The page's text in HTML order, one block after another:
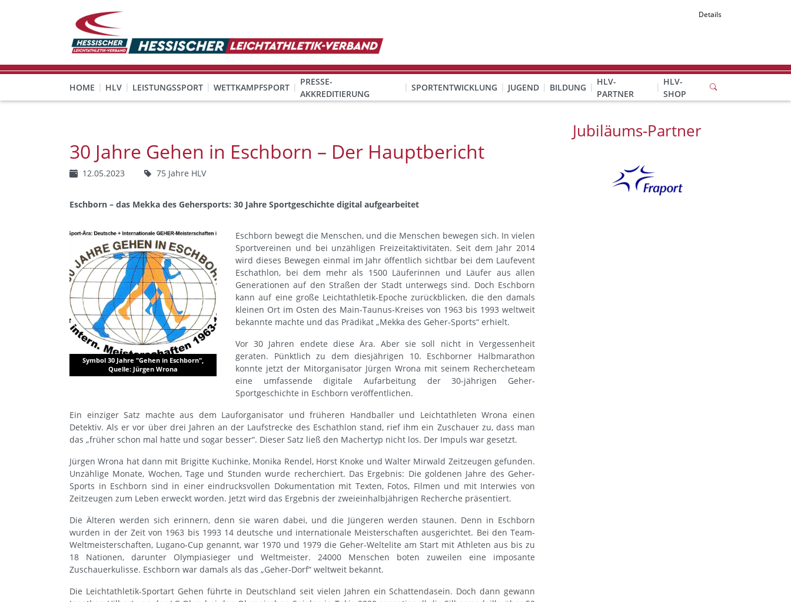
Details
HOME HLV LEISTUNGSSPORT WETTKAMPFSPORT
PRESSE-
AKKREDITIERUNG
SPORTENTWICKLUNG JUGEND BILDUNG
HLV-
PARTNER
HLV-
SHOP
30 Jahre Gehen in Eschborn – Der Hauptbericht
12.05.2023 75 Jahre HLV
Eschborn – das Mekka des Gehersports: 30 Jahre Sportgeschichte digital aufgearbeitet
Symbol 30 Jahre "Gehen in Eschborn",
Quelle: Jürgen Wrona
Geher-Wettkampf in Eschborn, Quelle:
Jürgen Wrona
Previous Next
Eschborn bewegt die Menschen, und die Menschen bewegen sich. In vielen
Sportvereinen und bei unzähligen Freizeitaktivitäten. Seit dem Jahr 2014
wird dieses Bewegen einmal im Jahr öffentlich sichtbar bei dem Laufevent
Eschathlon, bei dem mehr als 1500 Läuferinnen und Läufer aus allen
Generationen auf den Straßen der Stadt unterwegs sind. Doch Eschborn
kann auf eine große Leichtathletik-Epoche zurückblicken, die den damals
kleinen Ort im Osten des Main-Taunus-Kreises von 1963 bis 1993 weltweit
bekannte machte und das Prädikat „Mekka des Geher-Sports“ erhielt.
Vor 30 Jahren endete diese Ära. Aber sie soll nicht in Vergessenheit
geraten. Pünktlich zu dem diesjährigen 10. Eschborner Halbmarathon
konnte jetzt der Mitorganisator Jürgen Wrona mit seinem Rechercheteam
eine umfassende digitale Aufarbeitung der 30-jährigen Geher-
Sportgeschichte in Eschborn veröffentlichen.
Ein einziger Satz machte aus dem Lauforganisator und früheren Handballer und Leichtathleten Wrona einen
Detektiv. Als er vor über drei Jahren an der Laufstrecke des Eschathlon stand, rief ihm ein Zuschauer zu, dass man
das „früher schon mal hatte und sogar besser“. Dieser Satz ließ den Machertyp nicht los. Der Impuls war gesetzt.
Jürgen Wrona hat dann mit Brigitte Kuchinke, Monika Rendel, Horst Knoke und Walter Mirwald Zeitzeugen gefunden.
Unzählige Monate, Wochen, Tage und Stunden wurde recherchiert. Das Ergebnis: Die goldenen Jahre des Geher-
Sports in Eschborn sind in einer eindrucksvollen Dokumentation mit Texten, Fotos, Filmen und mit Interwies von
Zeitzeugen zum Leben erweckt worden. Jetzt wird das Ergebnis der zweieinhalbjährigen Recherche präsentiert.
Die Älteren werden sich erinnern, denn sie waren dabei, und die Jüngeren werden staunen. Denn in Eschborn
wurden in der Zeit von 1963 bis 1993 14 deutsche und internationale Meisterschaften ausgerichtet. Bei den Team-
Weltmeisterschaften, Lugano-Cup genannt, war 1970 und 1979 die Geher-Weltelite am Start mit Athleten aus bis zu
18 Nationen, darunter Olympiasieger und Weltmeister. 24000 Menschen boten zuweilen eine imposante
Zuschauerkulisse. Eschborn war damals als das „Geher-Dorf“ weltweit bekannt.
Die Leichtathletik-Sportart Gehen führte in Deutschland seit vielen Jahren ein Schattendasein. Doch dann gewann
Jubiläums-Partner